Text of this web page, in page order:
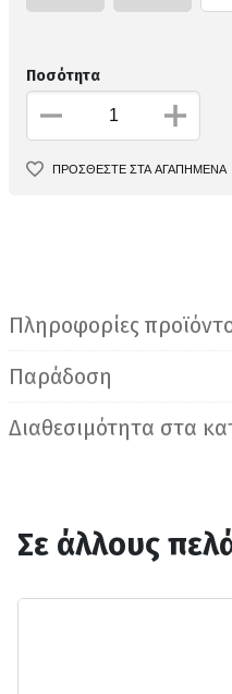
Ποσότητα
ΠΡΟΣΘΕΣΤΕ ΣΤΑ ΑΓΑΠΗΜΕΝΑ
Πληροφορίες
Παράδοση
Διαθεσιμότητα στα
Σε άλλους